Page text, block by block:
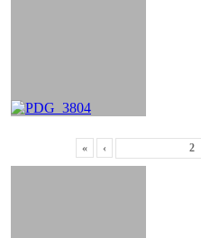
« ‹